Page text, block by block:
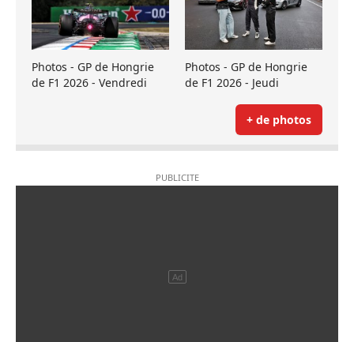
Photos - GP de Hongrie
de F1 2026 - Vendredi
Photos - GP de Hongrie
de F1 2026 - Jeudi
+ de photos